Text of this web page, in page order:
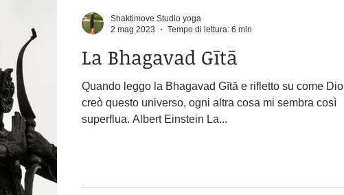
La Bhagavad Gītā
Quando leggo la Bhagavad Gītā e rifletto su come Dio
creò questo universo, ogni altra cosa mi sembra così
superflua. Albert Einstein La...
Shaktimove Studio yoga
2 mag 2023
Tempo di lettura: 6 min